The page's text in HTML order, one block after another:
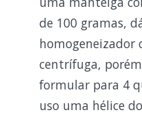
de 100 gramas,
homogeneizador
centrífuga,
formular para 4
uso uma hélice